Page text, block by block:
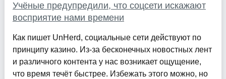
Учёные предупредили, что соцсети искажают
восприятие нами времени
Как пишет UnHerd, социальные сети действуют по
принципу казино. Из-за бесконечных новостных лент
и различного контента у нас возникает ощущение,
что время течёт быстрее. Избежать этого можно, но